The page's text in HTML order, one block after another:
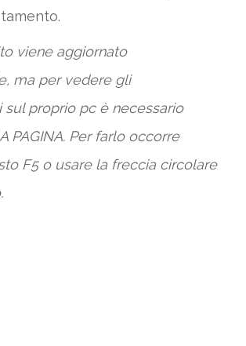
viene aggiornato
ma per vedere gli
sul proprio pc è necessario
PAGINA. Per farlo occorre
F5 o usare la freccia circolare